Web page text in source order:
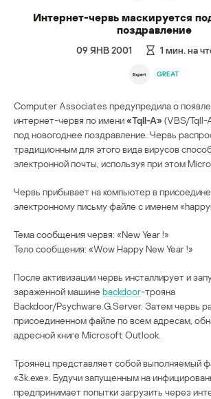
Интернет-червь маскируется
поздравление
09 ЯНВ 2001 1 мин. на
GREAT
Computer Associates предупредила о
интернет-червя по имени«Tqll-A» (VBS/Tqll-
под новогоднее поздравление. Червь
традиционным для этого вида вирусов
электронной почты, используя при этом
Червь прибывает на компьютер в
электронному письму файле с именем
Тема сообщения червя: «New Year !»
Тело сообщения: «Wow Happy New Year !»
После активизации червь инсталлирует и
зараженной машине backdoor-трояна
Backdoor/Psychware.G.Server. Затем червь
присоединенном файле по всем адресам,
адресной книге Microsoft Outlook.
Троянец представляет собой выполняемый
«3k.exe». Будучи запущенным на
предпринимает попытки загрузить через